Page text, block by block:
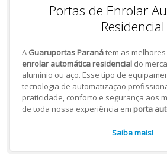
Portas de Enrolar
Residencial
A Guaruportas Paranátem as melhores
enrolar automática residencialdo
alumínio ou aço. Esse tipo de
tecnologia de automatização
praticidade, conforto e segurança aos
de toda nossa experiência em porta
Saiba mais!